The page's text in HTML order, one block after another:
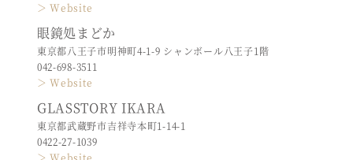
＞ Website
眼鏡処まどか
東京都八王子市明神町4-1-9 シャンボール八王子1階
042-698-3511
＞ Website
GLASSTORY IKARA
東京都武蔵野市吉祥寺本町1-14-1
0422-27-1039
＞ Website